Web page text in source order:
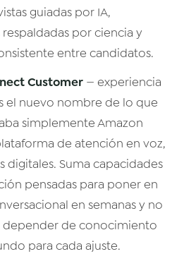
guiadas por IA,
por ciencia y
entre candidatos.
Customer — experiencia
el nuevo nombre de lo que
simplemente Amazon
de atención en voz,
digitales. Suma capacidades
pensadas para poner en
en semanas y no
depender de conocimiento
para cada ajuste.